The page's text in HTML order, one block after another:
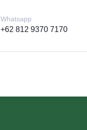
Whatsapp
+62 812 9370 7170